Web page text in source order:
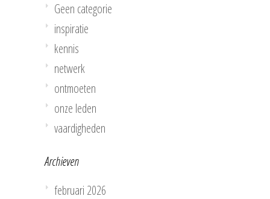
Geen categorie
inspiratie
kennis
netwerk
ontmoeten
onze leden
vaardigheden
Archieven
februari 2026